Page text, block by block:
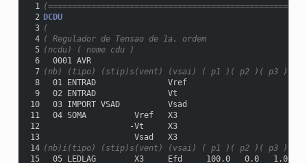
1
2 DCDU
3 (
4 ( Regulador de Tensao de 1a. ordem
5 (ncdu) ( nome cdu )
6
  0001 AVR
7 (nb) (tipo) (stip)s(vent) (vsai) ( p1 )( p2 )( p3 )( p4
8
  01 ENTRAD               Vref
9
  02 ENTRAD               Vt
10
  03 IMPORT VSAD          Vsad
11
  04 SOMA          Vref   X3
12
                  -Vt     X3
13
                   Vsad   X3
14 (nb)i(tipo) (stip)s(vent) (vsai) ( p1 )( p2 )( p3 )( p4
15
05 LEDLAG        X3     Efd     100.0   0.0   1.0